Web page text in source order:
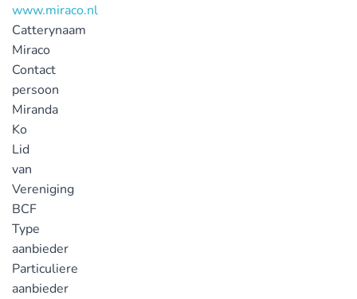
www.miraco.nl
Catterynaam
Miraco
Contact
persoon
Miranda
Ko
Lid
van
Vereniging
BCF
Type
aanbieder
Particuliere
aanbieder